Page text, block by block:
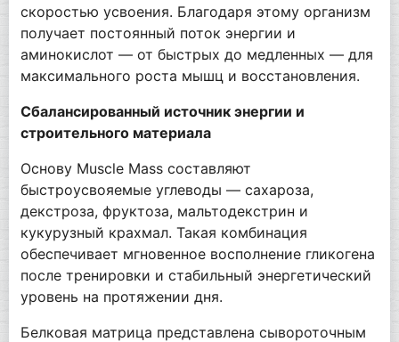
скоростью усвоения. Благодаря этому организм
получает постоянный поток энергии и
аминокислот — от быстрых до медленных — для
максимального роста мышц и восстановления.
Сбалансированный источник энергии и
строительного материала
Основу Muscle Mass составляют
быстроусвояемые углеводы — сахароза,
декстроза, фруктоза, мальтодекстрин и
кукурузный крахмал. Такая комбинация
обеспечивает мгновенное восполнение гликогена
после тренировки и стабильный энергетический
уровень на протяжении дня.
Белковая матрица представлена сывороточным